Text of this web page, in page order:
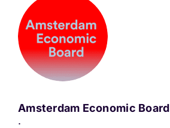
Amsterdam Economic Board
.